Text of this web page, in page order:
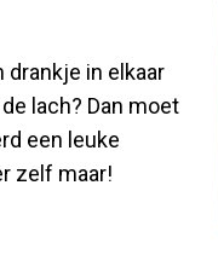
in elkaar
lach? Dan moet
een leuke
zelf maar!